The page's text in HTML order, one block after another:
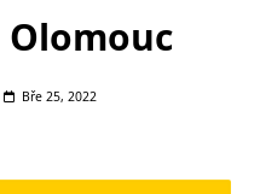
Olomouc
Bře 25, 2022